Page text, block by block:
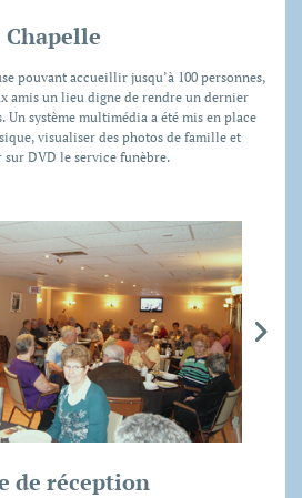
Chapelle
pouvant accueillir jusqu’à 100 personnes,
amis un lieu digne de rendre un dernier
Un système multimédia a été mis en place
visualiser des photos de famille et
sur DVD le service funèbre.
de réception